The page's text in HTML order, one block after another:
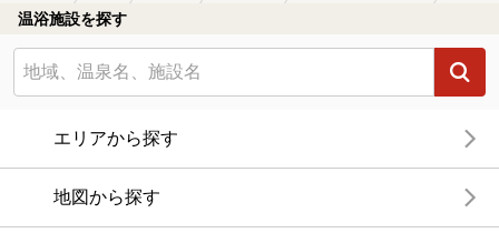
温浴施設を探す
エリアから探す
地図から探す